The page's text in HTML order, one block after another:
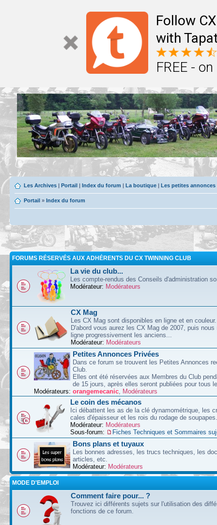
Follow
with
FREE -
Les Archives | Portail | Index du forum | La boutique | Les petites
Portail » Index du forum
FORUMS RÉSERVÉS AUX ADHÉRENTS DU CX TWINNING CLUB
La vie du club...
Les compte-rendus des Conseils d'administration
Modérateur: Modérateurs
CX Mag
Les CX Mag sont disponibles en ligne et en couleur.
D'abord vous aurez les CX Mag de 2007, puis nous
ligne progressivement les anciens...
Modérateur: Modérateurs
Petites Annonces Privées
Dans ce forum se trouvent les Petites Annonces
Club.
Elles ont été réservées aux Membres du Club
de 15 jours, après elles seront publiées pour tous
Modérateurs: orangemecanic, Modérateurs
Le coin des mécanos
Ici débattent les as de la clé dynamométrique, les
cales d'épaisseur et les rois du rodage de soupapes.
Modérateur: Modérateurs
Sous-forum:
Fiches Techniques et Sommaires
Bons plans et tuyaux
Les bonnes adresses, les trucs techniques, les
articles, etc.
Modérateur: Modérateurs
MODE D'EMPLOI
Comment faire pour... ?
Trouvez ici différents sujets sur l'utilisation des
fonctions de ce forum.